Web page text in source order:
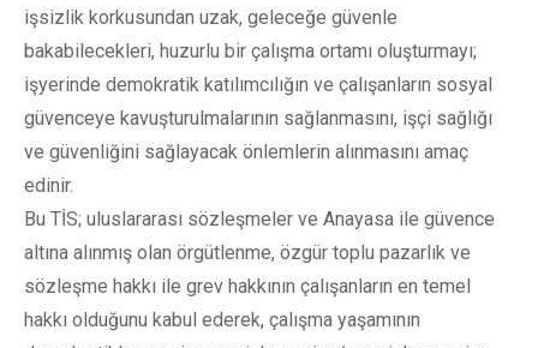
işsizlik korkusundan uzak, geleceğe güvenle
bakabilecekleri, huzurlu bir çalışma ortamı oluşturmayı;
işyerinde demokratik katılımcılığın ve çalışanların sosyal
güvenceye kavuşturulmalarının sağlanmasını, işçi sağlığı
ve güvenliğini sağlayacak önlemlerin alınmasını amaç
edinir.
Bu TİS; uluslararası sözleşmeler ve Anayasa ile güvence
altına alınmış olan örgütlenme, özgür toplu pazarlık ve
sözleşme hakkı ile grev hakkının çalışanların en temel
hakkı olduğunu kabul ederek, çalışma yaşamının